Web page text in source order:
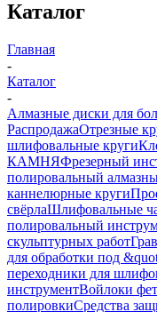
Каталог
Главная
-
Каталог
-
Алмазные диски для
РаспродажаОтрезные
шлифовальные круги
КАМНЯФрезерный
полировальный
каннелюрные круги
свёрлаШлифовальные
полировальный
скульптурных работ
для обработки под
переходники для
инструментВойлоки
полировкиСредства